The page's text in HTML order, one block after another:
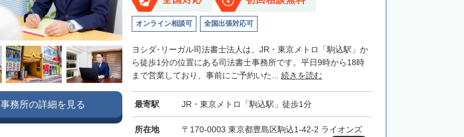
オンライン相談可 全国出張対応可
ヨシダ･リーガル司法書士法人は、JR・東京メトロ「駒込駅」か
ら徒歩1分の位置にある司法書士事務所です。平日9時から18時
まで営業しており、事前にご予約いた... 続きを読む
最寄駅 JR・東京メトロ「駒込駅」徒歩1分
所在地
〒170-0003 東京都豊島区駒込1-42-2 ライオンズ
事務所の詳細を見る